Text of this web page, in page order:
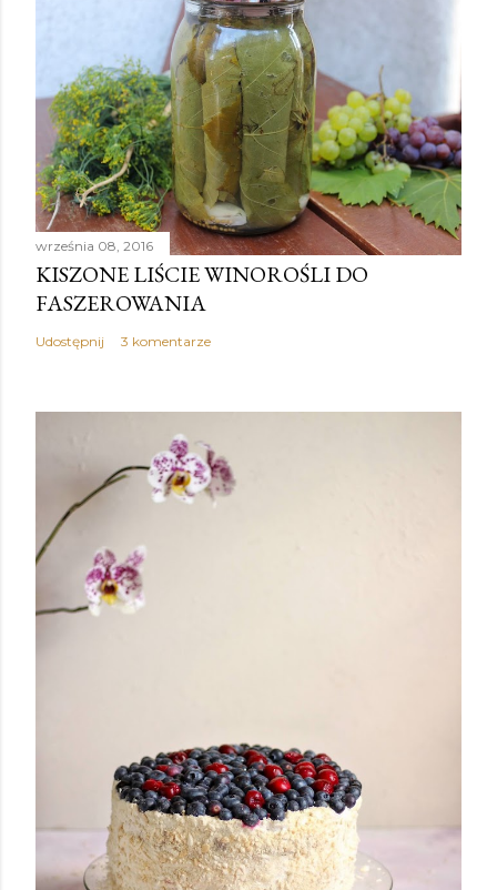
września 08, 2016
KISZONE LIŚCIE WINOROŚLI DO
FASZEROWANIA
Udostępnij 3 komentarze